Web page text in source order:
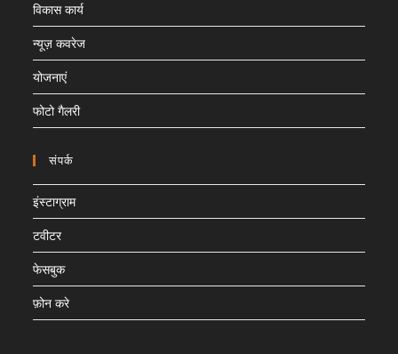
विकास कार्य
न्यूज़ कवरेज
योजनाएं
फोटो गैलरी
संपर्क
इंस्टाग्राम
टवीटर
फेसबुक
फ़ोन करे